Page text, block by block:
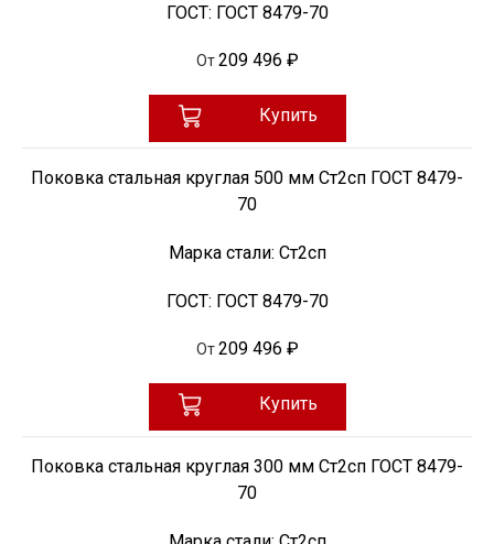
ГОСТ: ГОСТ 8479-70
От 209 496 ₽
Купить
Поковка стальная круглая 500 мм Ст2сп ГОСТ 8479-
70
Марка стали: Ст2сп
ГОСТ: ГОСТ 8479-70
От 209 496 ₽
Купить
Поковка стальная круглая 300 мм Ст2сп ГОСТ 8479-
70